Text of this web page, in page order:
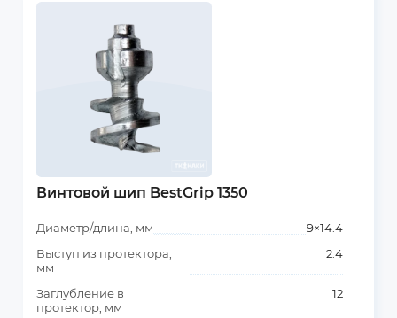
Винтовой шип BestGrip 1350
Диаметр/длина, мм
9×14.4
Выступ из протектора,
мм
2.4
Заглубление в
протектор, мм
12